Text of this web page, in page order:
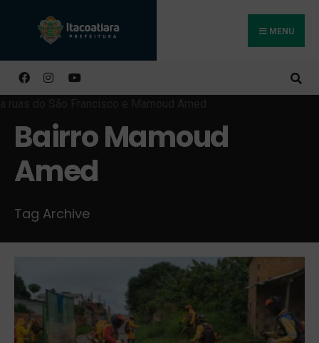
MENU
Bairro Mamoud
Amed
Tag Archive
Buscar